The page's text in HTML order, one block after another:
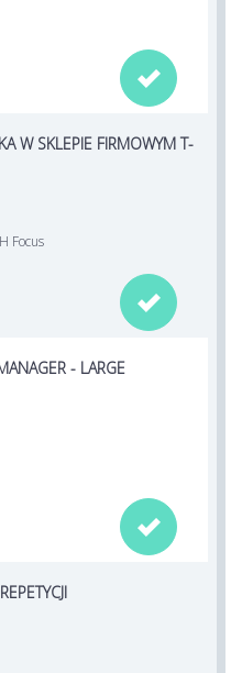

W SKLEPIE FIRMOWYM T-
Focus

- LARGE
